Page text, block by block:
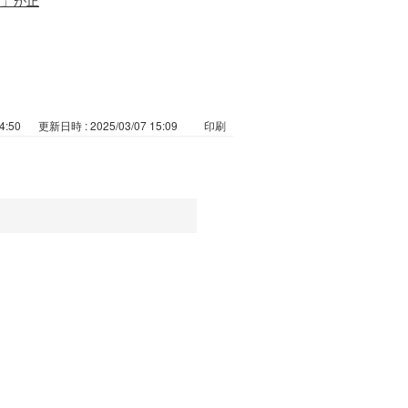
更新日時 : 2025/03/07 15:09 印刷